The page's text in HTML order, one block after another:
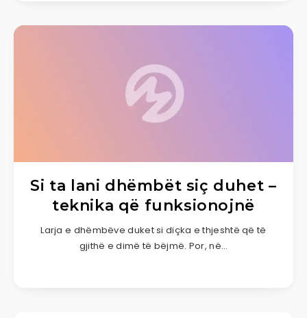
Si ta lani dhëmbët siç duhet –
teknika që funksionojnë
Larja e dhëmbëve duket si diçka e thjeshtë që të
gjithë e dimë të bëjmë. Por, në…